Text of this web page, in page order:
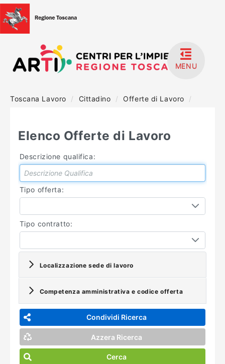
MENU
HOME
MANUALISTICA
Toscana Lavoro / Cittadino / Offerte di Lavoro /
Elenco Offerte di Lavoro
Descrizione qualifica:
Tipo offerta:
Tipo contratto:
Localizzazione sede di lavoro
Competenza amministrativa e codice offerta
Condividi Ricerca
Azzera Ricerca
Cerca